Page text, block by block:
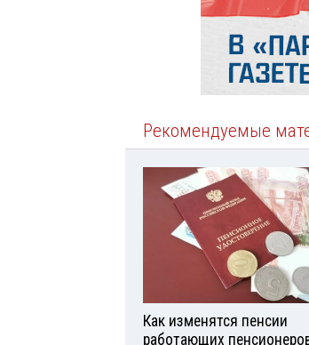
Рекомендуемые
Как изменятся пенсии
работающих